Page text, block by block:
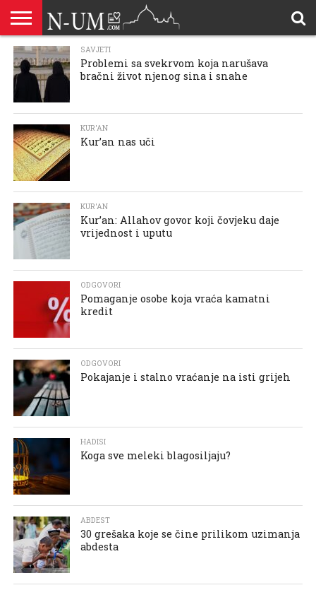
ALLAHOVA
LIJEPA
IMENA
BRAK I
ISLAMSKA
PORODICA
DŽEHENNEM
DŽENNET
DOBROČINSTVO
PREMA
RODITELJIMA
DOVE
I ZIKR
HADŽ
HADISI
HURIJE
HUMANITARNI
KUTAK
ILAHIJE
ISLAMOFOBIJA
IZREKE
I CITATI
KUR’AN
LIJEPI
ISLAM
NAMAZ
ODGOVORI
POKAJNICI
POUČNE
PRIČE I
TEKSTOVI
PRILOZI
POSJETITELJA
PROBLEM
I
DEVIJACIJE
DRUŠTVU
ŠALJIVE
PRIČE
RAMAZAN
REKAIK
SAVJETI
SIHR I
DŽINNI
SMRT I
SUDNJI
DAN
SNOVI
VJEROVJESNICI
ZANIMLJIVOSTI
I NAUKA
ZA
SESTRE
ZDRAVLJE
SAVJETI
Problemi sa svekrvom koja narušava
bračni život njenog sina i snahe
KUR'AN
Kur’an nas uči
KUR'AN
Kur’an: Allahov govor koji čovjeku daje
vrijednost i uputu
ODGOVORI
Pomaganje osobe koja vraća kamatni
kredit
ODGOVORI
Pokajanje i stalno vraćanje na isti grijeh
HADISI
Koga sve meleki blagosiljaju?
ABDEST
30 grešaka koje se čine prilikom uzimanja
abdesta